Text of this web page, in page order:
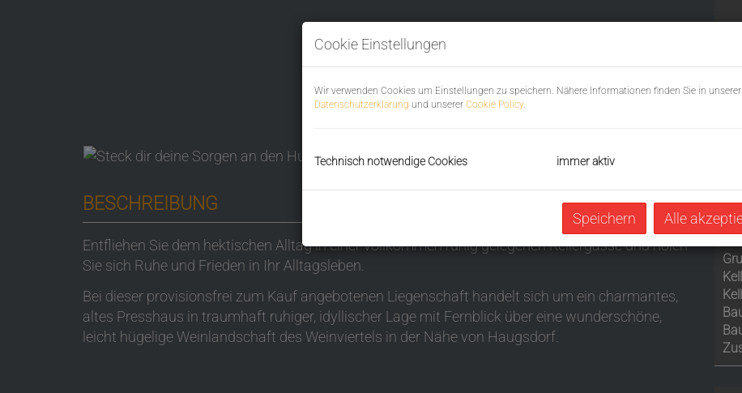
BESCHREIBUNG
Entfliehen Sie dem hektischen Alltag in einer vollkommen ruhig gelegenen Kellergasse und holen
Sie sich Ruhe und Frieden in Ihr Alltagsleben.
Bei dieser provisionsfrei zum Kauf angebotenen Liegenschaft handelt sich um ein charmantes,
altes Presshaus in traumhaft ruhiger, idyllischer Lage mit Fernblick über eine wunderschöne,
leicht hügelige Weinlandschaft des Weinviertels in der Nähe von Haugsdorf.
Cookie Einstellungen
Wir verwenden Cookies um Einstellungen zu speichern. Nähere Informationen finden Sie in unserer
Datenschutzerklärung und unserer Cookie Policy.
Technisch notwendige Cookies immer aktiv
Speichern Alle